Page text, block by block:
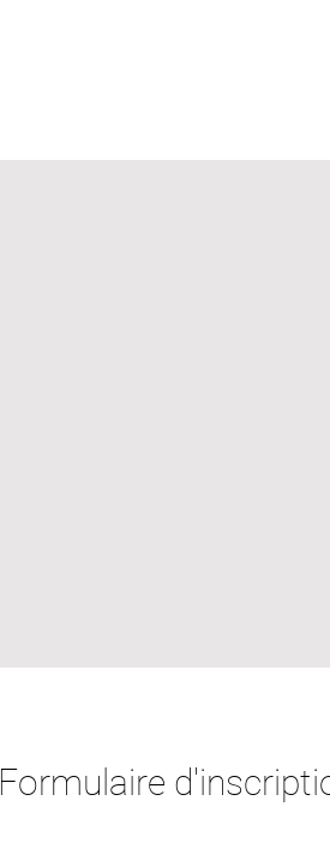
Formulaire